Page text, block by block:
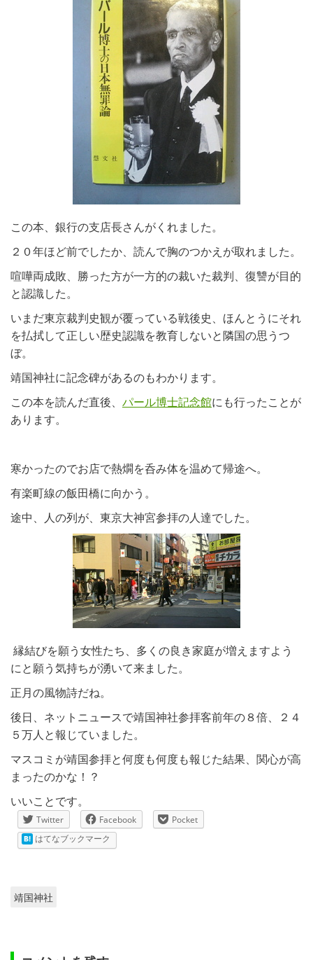
この本、銀行の支店長さんがくれました。
２０年ほど前でしたか、読んで胸のつかえが取れました。
喧嘩両成敗、勝った方が一方的の裁いた裁判、復讐が目的
と認識した。
いまだ東京裁判史観が覆っている戦後史、ほんとうにそれ
を払拭して正しい歴史認識を教育しないと隣国の思うつ
ぼ。
靖国神社に記念碑があるのもわかります。
この本を読んだ直後、 パール博士記念館にも行ったことが
あります。
寒かったのでお店で熱燗を呑み体を温めて帰途へ。
有楽町線の飯田橋に向かう。
途中、人の列が、東京大神宮参拝の人達でした。
縁結びを願う女性たち、多くの良き家庭が増えますよう
にと願う気持ちが湧いて来ました。
正月の風物詩だね。
後日、ネットニュースで靖国神社参拝客前年の８倍、２４
５万人と報じていました。
マスコミが靖国参拝と何度も何度も報じた結果、関心が高
まったのかな！？
いいことです。
Twitter
Facebook
Pocket
はてなブックマーク
靖国神社